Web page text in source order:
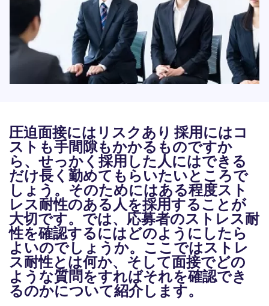
圧迫面接にはリスクあり 採用にはコ
ストも手間隙もかかるものですか
ら、せっかく採用した人にはできる
だけ長く勤めてもらいたいところで
しょう。そのためにはある程度スト
レス耐性のある人を採用することが
大切です。では、応募者のストレス耐
性を確認するにはどのようにしたら
よいのでしょうか。ここではストレ
ス耐性とは何か、そして面接でどの
ような質問をすればそれを確認でき
るのかについて紹介します。